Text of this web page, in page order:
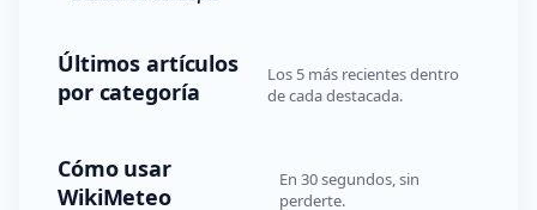
Últimos artículos
por categoría
Los 5 más recientes dentro
de cada destacada.
Cómo usar
WikiMeteo
En 30 segundos, sin
perderte.